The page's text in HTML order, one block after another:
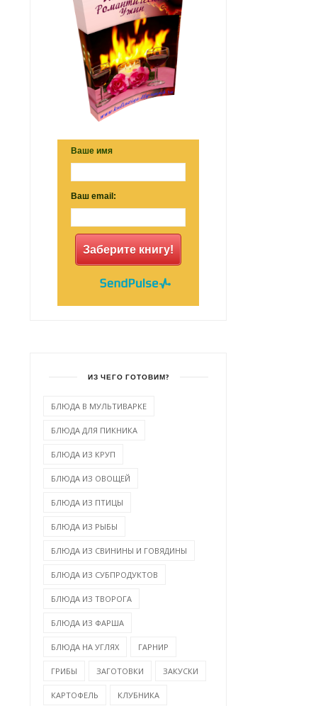
Ваше имя
Ваш email:
Заберите книгу!
ИЗ ЧЕГО ГОТОВИМ?
БЛЮДА В МУЛЬТИВАРКЕ
БЛЮДА ДЛЯ ПИКНИКА
БЛЮДА ИЗ КРУП
БЛЮДА ИЗ ОВОЩЕЙ
БЛЮДА ИЗ ПТИЦЫ
БЛЮДА ИЗ РЫБЫ
БЛЮДА ИЗ СВИНИНЫ И ГОВЯДИНЫ
БЛЮДА ИЗ СУБПРОДУКТОВ
БЛЮДА ИЗ ТВОРОГА
БЛЮДА ИЗ ФАРША
БЛЮДА НА УГЛЯХ ГАРНИР
ГРИБЫ ЗАГОТОВКИ ЗАКУСКИ
КАРТОФЕЛЬ КЛУБНИКА